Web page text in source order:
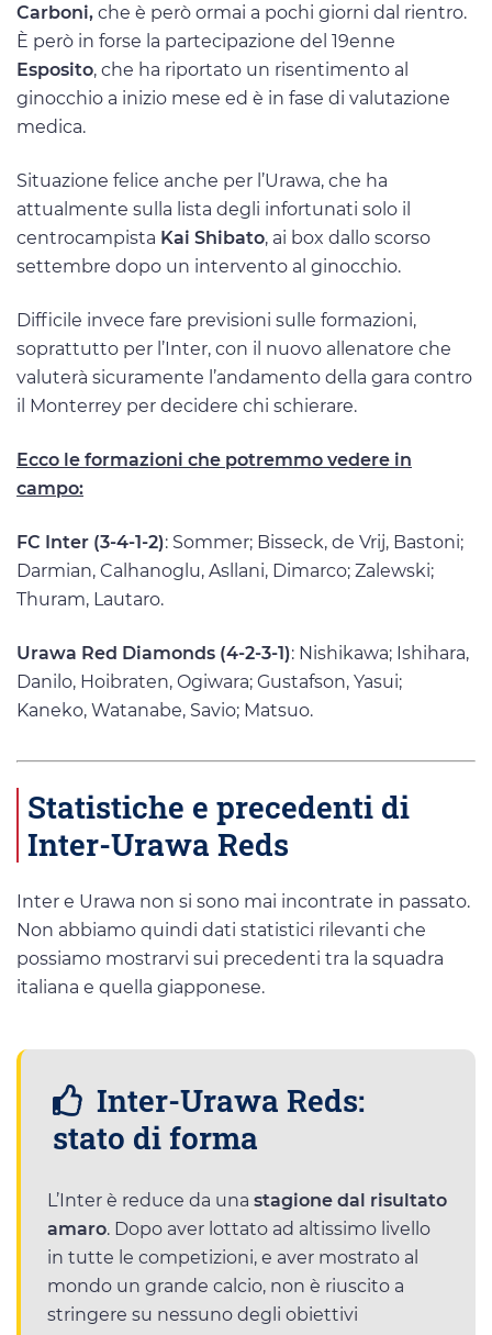
Carboni, che è però ormai a pochi giorni dal rientro.
È però in forse la partecipazione del 19enne
Esposito, che ha riportato un risentimento al
ginocchio a inizio mese ed è in fase di valutazione
medica.
Situazione felice anche per l’Urawa, che ha
attualmente sulla lista degli infortunati solo il
centrocampista Kai Shibato, ai box dallo scorso
settembre dopo un intervento al ginocchio.
Difficile invece fare previsioni sulle formazioni,
soprattutto per l’Inter, con il nuovo allenatore che
valuterà sicuramente l’andamento della gara contro
il Monterrey per decidere chi schierare.
Ecco le formazioni che potremmo vedere in
campo:
FC Inter (3-4-1-2): Sommer; Bisseck, de Vrij, Bastoni;
Darmian, Calhanoglu, Asllani, Dimarco; Zalewski;
Thuram, Lautaro.
Urawa Red Diamonds (4-2-3-1): Nishikawa; Ishihara,
Danilo, Hoibraten, Ogiwara; Gustafson, Yasui;
Kaneko, Watanabe, Savio; Matsuo.
Statistiche e precedenti di
Inter-Urawa Reds
Inter e Urawa non si sono mai incontrate in passato.
Non abbiamo quindi dati statistici rilevanti che
possiamo mostrarvi sui precedenti tra la squadra
italiana e quella giapponese.
Inter-Urawa Reds:
stato di forma
L’Inter è reduce da una stagione dal risultato
amaro. Dopo aver lottato ad altissimo livello
in tutte le competizioni, e aver mostrato al
mondo un grande calcio, non è riuscito a
stringere su nessuno degli obiettivi